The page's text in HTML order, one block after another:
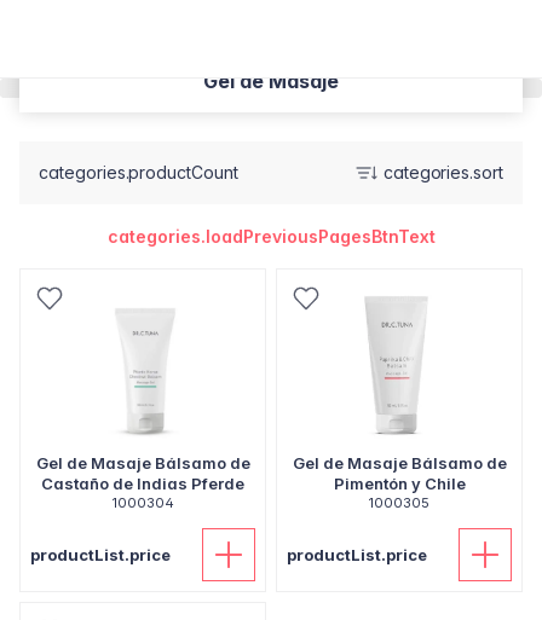
Gel de Masaje
categories.productCount categories.sort
categories.loadPreviousPagesBtnText
Gel de Masaje Bálsamo de
Castaño de Indias Pferde
1000304
productList.price
Gel de Masaje Bálsamo de
Pimentón y Chile
1000305
productList.price